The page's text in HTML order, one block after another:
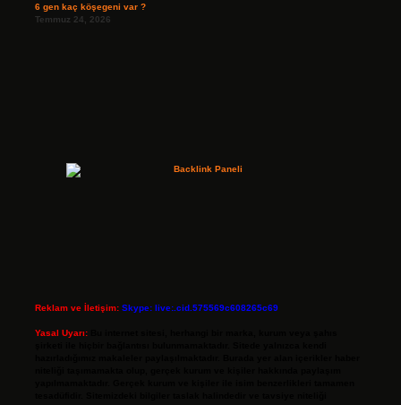
6 gen kaç köşegeni var ?
Temmuz 24, 2026
Reklam ve İletişim: Skype: live:.cid.575569c608265c69
Yasal Uyarı: